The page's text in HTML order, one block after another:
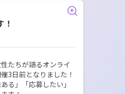
たちが語るオンライ
3日前となりました！
る」「応募したい」